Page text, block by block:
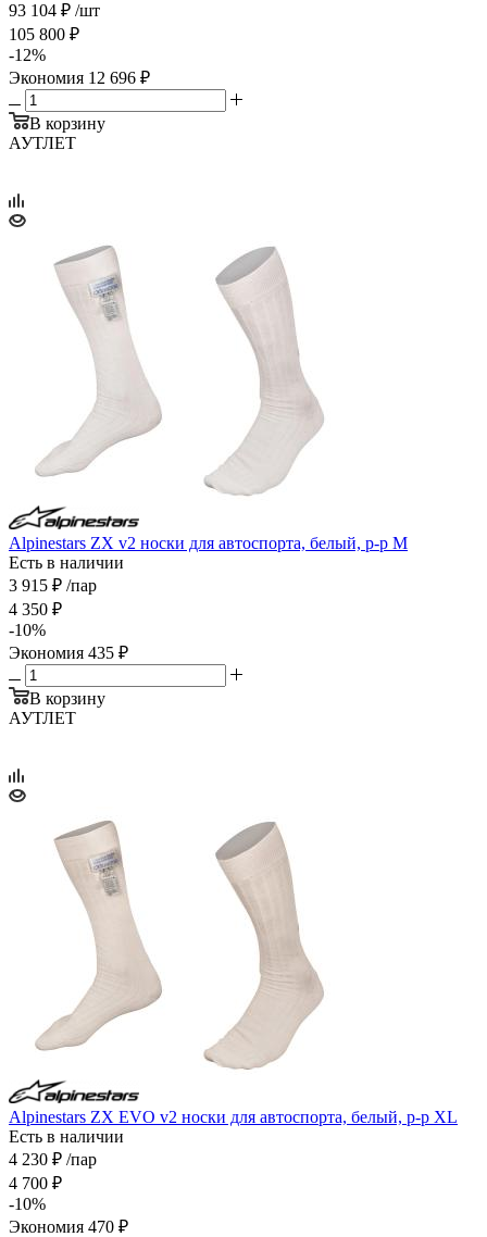
93 104 ₽ /шт
105 800 ₽
-12%
Экономия 12 696 ₽
В корзину
АУТЛЕТ
Alpinestars ZX v2 носки для автоспорта, белый, р-р M
Есть в наличии
3 915 ₽ /пар
4 350 ₽
-10%
Экономия 435 ₽
В корзину
АУТЛЕТ
Alpinestars ZX EVO v2 носки для автоспорта, белый, р-р XL
Есть в наличии
4 230 ₽ /пар
4 700 ₽
-10%
Экономия 470 ₽